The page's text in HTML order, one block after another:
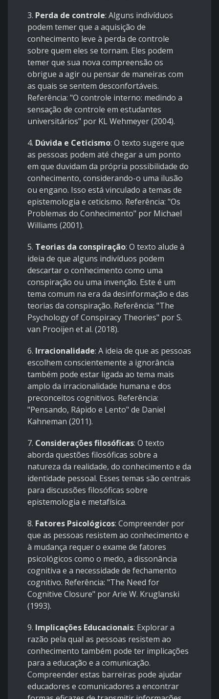
3. Perda de controle: Alguns indivíduos
podem temer que a aquisição de
conhecimento leve à perda de controle
sobre quem eles se tornam. Eles podem
temer que sua nova compreensão os
obrigue a agir ou pensar de maneiras com
as quais se sentem desconfortáveis.
Referência: "O controle interno: medindo a
sensação de controle em estudantes
universitários" por KL Wehmeyer (2004).
4. Dúvida e Ceticismo: O texto sugere que
as pessoas podem até chegar a um ponto
em que duvidam da própria possibilidade do
conhecimento, considerando-o uma ilusão
ou engano. Isso está vinculado a temas de
epistemologia e ceticismo. Referência: "Os
Problemas do Conhecimento" por Michael
Williams (2001).
5. Teorias da conspiração: O texto alude à
ideia de que alguns indivíduos podem
descartar o conhecimento como uma
conspiração ou uma invenção. Este é um
tema comum na era da desinformação e das
teorias da conspiração. Referência: "The
Psychology of Conspiracy Theories" por S.
van Prooijen et al. (2018).
6. Irracionalidade: A ideia de que as pessoas
escolhem conscientemente a ignorância
também pode estar ligada ao tema mais
amplo da irracionalidade humana e dos
preconceitos cognitivos. Referência:
"Pensando, Rápido e Lento" de Daniel
Kahneman (2011).
7. Considerações filosóficas: O texto
aborda questões filosóficas sobre a
natureza da realidade, do conhecimento e da
identidade pessoal. Esses temas são centrais
para discussões filosóficas sobre
epistemologia e metafísica.
8. Fatores Psicológicos: Compreender por
que as pessoas resistem ao conhecimento e
à mudança requer o exame de fatores
psicológicos como o medo, a dissonância
cognitiva e a necessidade de fechamento
cognitivo. Referência: "The Need for
Cognitive Closure" por Arie W. Kruglanski
(1993).
9. Implicações Educacionais: Explorar a
razão pela qual as pessoas resistem ao
conhecimento também pode ter implicações
para a educação e a comunicação.
Compreender estas barreiras pode ajudar
educadores e comunicadores a encontrar